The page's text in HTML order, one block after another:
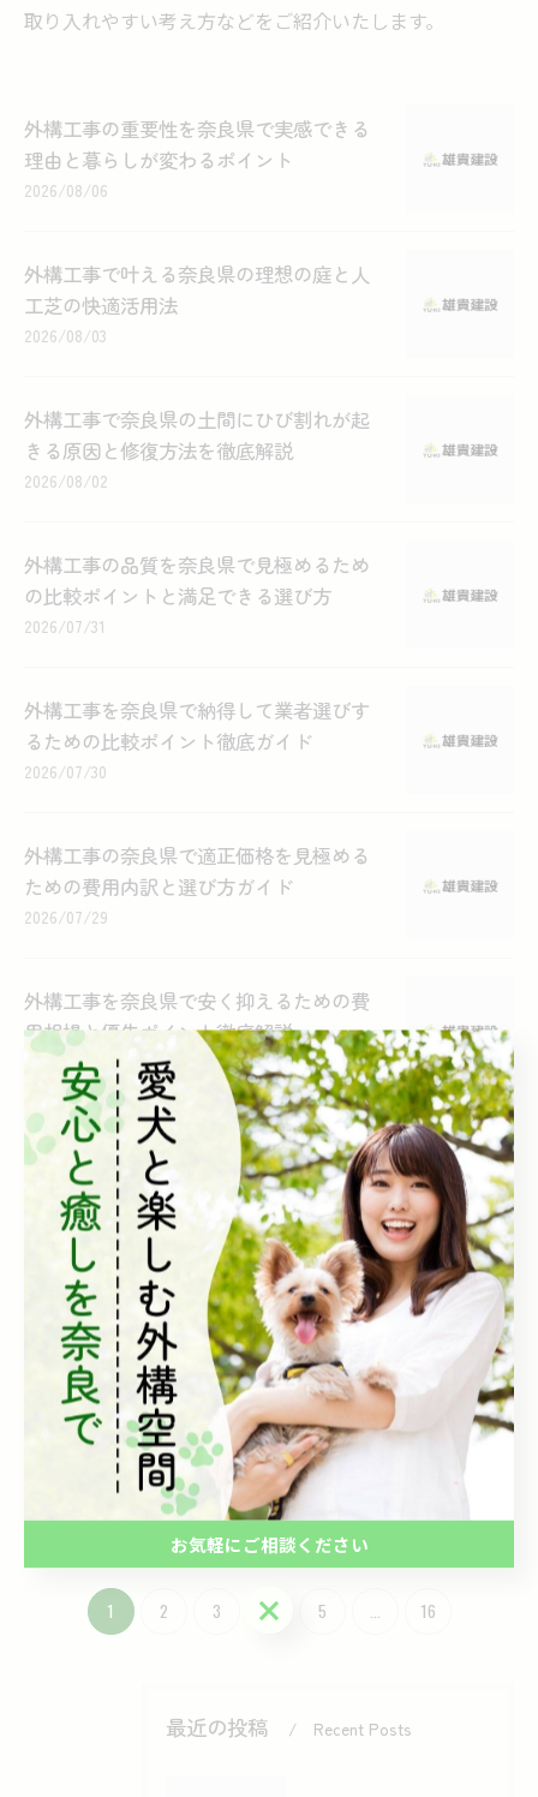
取り入れやすい考え方などをご紹介いたします。
外構工事の重要性を奈良県で実感できる
理由と暮らしが変わるポイント
2026/08/06
外構工事で叶える奈良県の理想の庭と人
工芝の快適活用法
2026/08/03
外構工事で奈良県の土間にひび割れが起
きる原因と修復方法を徹底解説
2026/08/02
外構工事の品質を奈良県で見極めるため
の比較ポイントと満足できる選び方
2026/07/31
外構工事を奈良県で納得して業者選びす
るための比較ポイント徹底ガイド
2026/07/30
外構工事の奈良県で適正価格を見極める
ための費用内訳と選び方ガイド
2026/07/29
外構工事を奈良県で安く抑えるための費
用相場と優先ポイント徹底解説
2026/07/27
外構工事で叶える奈良県のペットにやさ
しい住まいづくり実践ガイド
2026/07/26
外構工事で奈良県の愛犬脱走防止と安心
庭づくりのポイント
2026/07/25
外構工事と奈良県に合う理想のデザイン
を実現するための具体的な選び方ガイド
1 2 3 4 5 ... 16
最近の投稿 Recent Posts
お気軽にご相談ください
お気軽にご相談ください